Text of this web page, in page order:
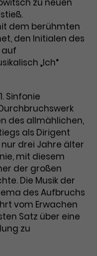
hinweg.
zu neuen
dem berühmten
den Initialen des
auf
„Ich“
Sinfonie
des allmählichen,
als Dirigent
drei Jahre älter
mit diesem
der großen
Die Musik der
des Aufbruchs
vom Erwachen
Satz über eine
zu